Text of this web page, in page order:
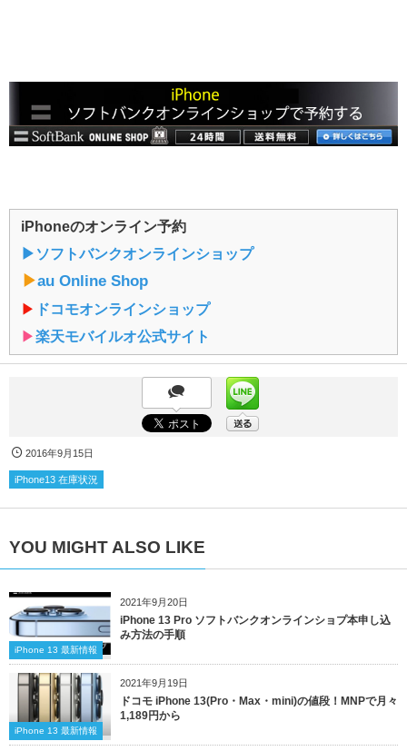
iPhoneのオンライン予約
▶︎ソフトバンクオンラインショップ
▶︎au Online Shop
▶︎ ドコモオンラインショップ
▶︎楽天モバイルオ公式サイト
2016年9月15日
iPhone13 在庫状況
YOU MIGHT ALSO LIKE
2021年9月20日
iPhone 13 最新情報
iPhone 13 Pro ソフトバンクオンラインショプ本申し込
み方法の手順
2021年9月19日
iPhone 13 最新情報
ドコモ iPhone 13(Pro・Max・mini)の値段！MNPで月々
1,189円から